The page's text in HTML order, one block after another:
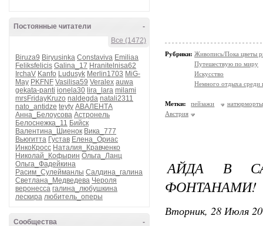
-
Постоянные читатели
Все (1472)
Biruza9 Biryusinka Constaviva Emiliaa
Feliksfelicis Galina_17 Hranitelnisa62
IrchaV Kanfo Ludusyk Merlin1703 MiG-
May PKFNF Vasilisa59 Veralex auwa
gekata-panti ionela30 lira_lara milami
mrsFridayKruzo naldegda natali2311
nato_antidze teyty АВАЛЕНТА
Анна_Белоусова Астронель
Белоснежка_11 Бийск
Валентина_Шиенок Вика_777
Вьюгитта Густав Елена_Ориас
ИнкоКросс Наталия_Кравченко
Николай_Кофырин Ольга_Ланц
Ольга_Фадейкина
Расим_Сулейманлы Салдина_галина
Светлана_Медведева Чероля
веронесса галина_любушкина
лескира любитель_оперы
-
Сообщества
Рубрики: Живопись/Пока цветы
Путешествую по миру
Искусство
Немного отдыха среди
Метки: пейзажи
натюрморты
Австрия
АЙДА В
ФОНТАНАМИ!
Вторник, 28 Июля